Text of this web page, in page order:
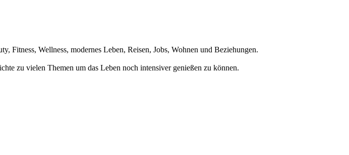
Fitness, Wellness, modernes Leben, Reisen, Jobs, Wohnen und Beziehungen.
zu vielen Themen um das Leben noch intensiver genießen zu können.